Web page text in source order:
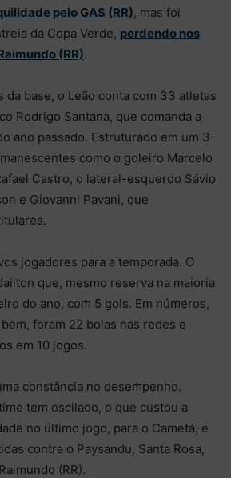
pelo GAS (RR), mas foi
da Copa Verde, perdendo nos
(RR).
da base, o Leão conta com 33 atletas
Rodrigo Santana, que comanda a
ano passado. Estruturado em um 3-
como o goleiro Marcelo
Castro, o lateral-esquerdo Sávio
e Giovanni Pavani, que
jogadores para a temporada. O
que, mesmo reserva na maioria
do ano, com 5 gols. Em números,
foram 22 bolas nas redes e
em 10 jogos.
constância no desempenho.
tem oscilado, o que custou a
no último jogo, para o Cametá, e
contra o Paysandu, Santa Rosa,
(RR).